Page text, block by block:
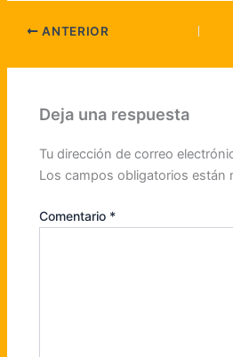
ANTERIOR
Deja una respuesta
Tu dirección de correo
Los campos obligatorios están
Comentario *